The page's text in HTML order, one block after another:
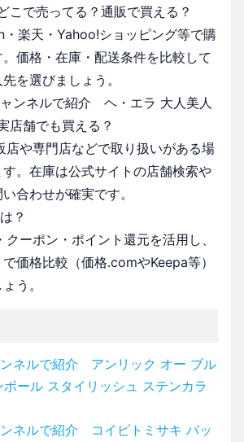
こで売ってる？通販で買える？
楽天・Yahoo!ショッピング等で購
。価格・在庫・配送条件を比較して
を選びましょう。
ンネルで紹介 ヘ・エラ 大人美人
店舗でも買える？
店や専門店などで取り扱いがある場
。在庫は公式サイトの店舗検索や
合わせが確実です。
？
クーポン・ポイント還元を活用し、
価格比較（価格.comやKeepa等）
う。
ネルで紹介 アンリック オー ブル
ール スタイリッシュ ステンカラ
ネルで紹介 コイビトミサキ バッ